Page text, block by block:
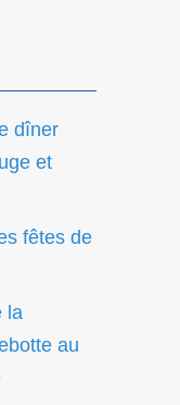
dîner
et
fêtes de
la
au